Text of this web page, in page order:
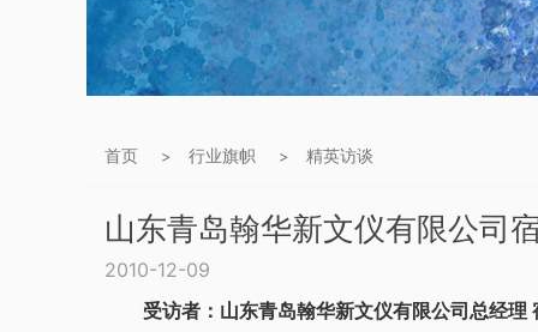
首页 > 行业旗帜 > 精英访谈
山东青岛翰华新文仪有限公司
2010-12-09
受访者：山东青岛翰华新文仪有限公司总经理